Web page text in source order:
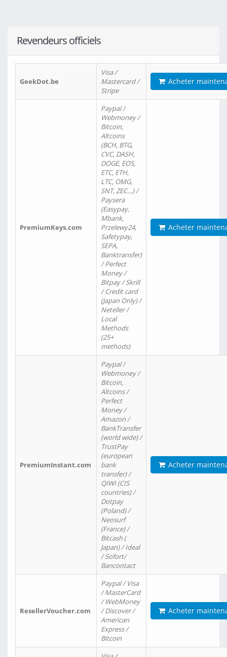
Revendeurs officiels
GeekDot.be
Visa /
Mastercard /
Stripe
Acheter
PremiumKeys.com
Paypal /
Webmoney /
Bitcoin,
Altcoins
(BCH, BTG,
CVC, DASH,
DOGE, EOS,
ETC, ETH,
LTC, OMG,
SNT, ZEC…) /
Paysera
(Easypay,
Mbank,
Przelewy24,
Safetypay,
SEPA,
Banktransfer)
/ Perfect
Money /
Bitpay / Skrill
/ Credit card
(Japan Only) /
Neteller /
Local
Methods
(25+
methods)
Acheter
PremiumInstant.com
Paypal /
Webmoney /
Bitcoin,
Altcoins /
Perfect
Money /
Amazon /
BankTransfer
(world wide) /
TrustPay
(european
bank
transfer) /
QIWI (CIS
countries) /
Dotpay
(Poland) /
Neosurf
(France) /
Bitcash (
Japan) / Ideal
/ Sofort/
Bancontact
Acheter
ResellerVoucher.com
Paypal / Visa
/ MasterCard
/ WebMoney
/ Discover /
American
Express /
Bitcoin
Acheter